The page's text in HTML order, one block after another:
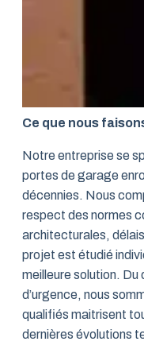
Ce que nous
Notre entreprise se
portes de garage
décennies. Nous
respect des normes
architecturales,
projet est étudié
meilleure solution.
d’urgence, nous
qualifiés maitrisent
dernières évolutions